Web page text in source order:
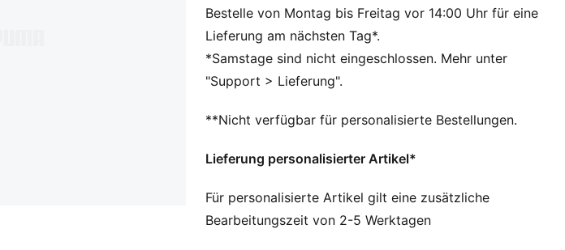
vom Anpfiff bis zum Abpfiff für Komfort und sicheren
Halt. Mit einer leichten, für feste Böden und
Kunstrasen geeigneten Laufsohle für optimale
Kontrolle über deine Bewegungen und den Ball.
FEATURES + VORTEILE
20 % aus recycelten Materialien
Obermaterial hast du den Ball noch besser unter
KONTROLLE: Lasergeschnittene Grip-Zonen und 3D-
Texturen sorgen für optimale Ballkontrolle
Bestelle von Montag bis Freitag vor 14:00 Uhr für eine
Lieferung am nächsten Tag*.
*Samstage sind nicht eingeschlossen. Mehr unter
"Support > Lieferung".
**Nicht verfügbar für personalisierte Bestellungen.
Lieferung personalisierter Artikel*
Für personalisierte Artikel gilt eine zusätzliche
Bearbeitungszeit von 2-5 Werktagen